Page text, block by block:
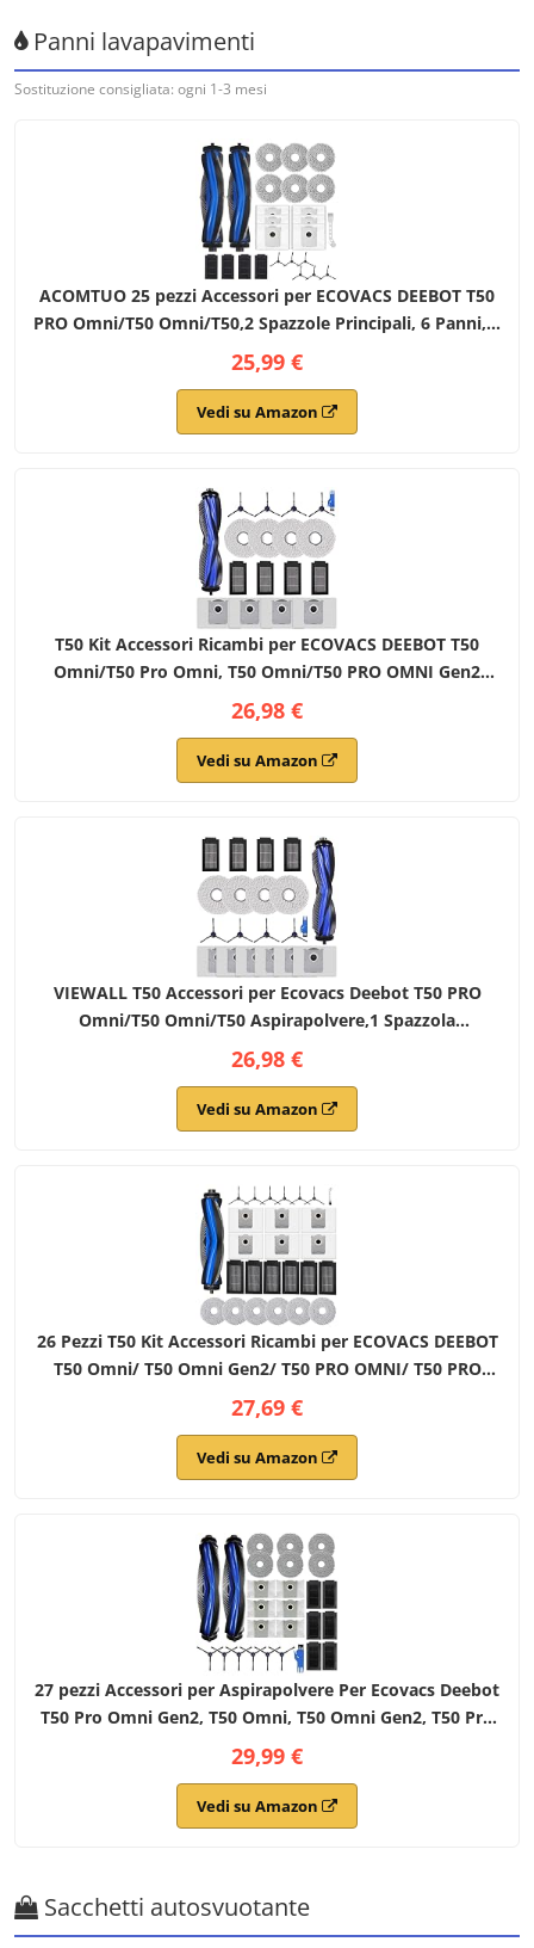
Panni lavapavimenti
Sostituzione consigliata: ogni 1-3 mesi
ACOMTUO 25 pezzi Accessori per ECOVACS DEEBOT T50
PRO Omni/T50 Omni/T50,2 Spazzole Principali, 6 Panni, 6
Sacchetti Raccoglipolvere, 6 Spazzole Laterali, 4 Filtri, 1
Spazzola di Pulizia
25,99 €
Vedi su Amazon
T50 Kit Accessori Ricambi per ECOVACS DEEBOT T50
Omni/T50 Pro Omni, T50 Omni/T50 PRO OMNI Gen2
Robot Aspirapolvere, 1 Spazzola Principale, 4 Filtri, 4
Spazzole Laterali, 4 Panni Mop, 4 Sacchetti
26,98 €
Vedi su Amazon
VIEWALL T50 Accessori per Ecovacs Deebot T50 PRO
Omni/T50 Omni/T50 Aspirapolvere,1 Spazzola
Principale,4 Spazzole Laterali,4 Filtri HEPA,6 Sacchetti
per Polvere,1 Strumento per la Pulizia
26,98 €
Vedi su Amazon
26 Pezzi T50 Kit Accessori Ricambi per ECOVACS DEEBOT
T50 Omni/ T50 Omni Gen2/ T50 PRO OMNI/ T50 PRO
OMNI Gen2 Robot Aspirapolvere, 1 Spazzola Principale,
6 Filtri, 6 Panni Mop, 6 Sacchetti
27,69 €
Vedi su Amazon
27 pezzi Accessori per Aspirapolvere Per Ecovacs Deebot
T50 Pro Omni Gen2, T50 Omni, T50 Omni Gen2, T50 Pro
Omni, T50 Pro Aspirapolvere,T50 Set di Accessori
29,99 €
Vedi su Amazon
Sacchetti autosvuotante